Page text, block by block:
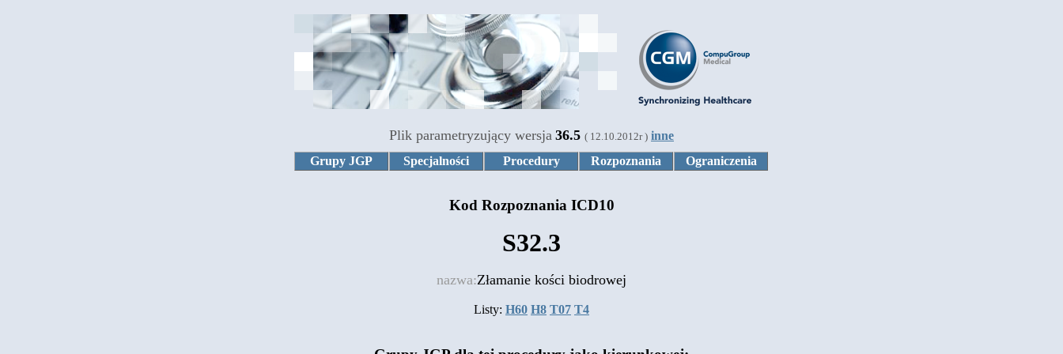
Plik parametryzujący wersja 36.5 ( 12.10.2012r ) inne
Grupy JGP
Specjalności Procedury Rozpoznania Ograniczenia
Kod Rozpoznania ICD10
S32.3
nazwa:Złamanie kości biodrowej
Listy: H60 H8 T07 T4